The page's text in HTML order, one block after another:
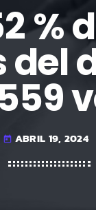
%
del
today ABRIL 19, 2024